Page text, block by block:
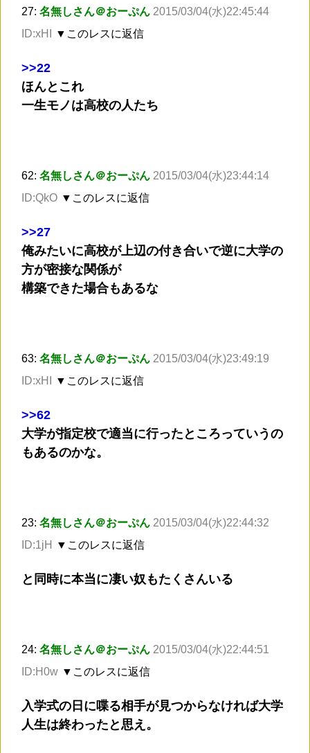
27: 名無しさん＠おーぷん 2015/03/04(水)22:45:44
ID:xHI
▼このレスに返信
>>22
ほんとこれ
一生モノは高校の人たち
62: 名無しさん＠おーぷん 2015/03/04(水)23:44:14
ID:QkO ▼このレスに返信
>>27
俺みたいに高校が上辺の付き合いで逆に大学の
方が密接な関係が
構築できた場合もあるな
63: 名無しさん＠おーぷん 2015/03/04(水)23:49:19
ID:xHI
▼このレスに返信
>>62
大学が指定校で適当に行ったところっていうの
もあるのかな。
23: 名無しさん＠おーぷん 2015/03/04(水)22:44:32
ID:1jH
▼このレスに返信
と同時に本当に凄い奴もたくさんいる
24: 名無しさん＠おーぷん 2015/03/04(水)22:44:51
ID:H0w ▼このレスに返信
入学式の日に喋る相手が見つからなければ大学
人生は終わったと思え。